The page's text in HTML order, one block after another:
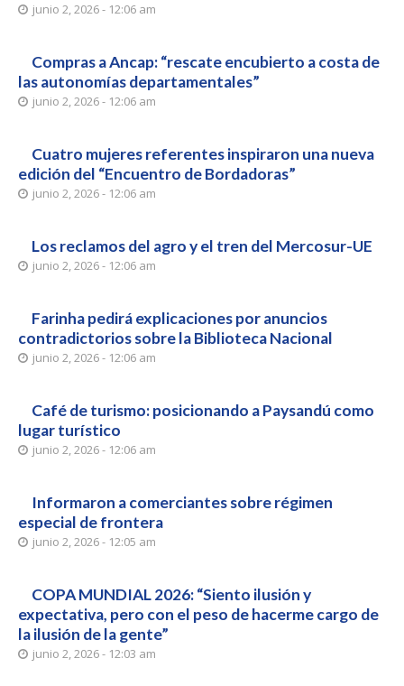
junio 2, 2026 - 12:06 am
Compras a Ancap: “rescate encubierto a costa de
las autonomías departamentales”
junio 2, 2026 - 12:06 am
Cuatro mujeres referentes inspiraron una nueva
edición del “Encuentro de Bordadoras”
junio 2, 2026 - 12:06 am
Los reclamos del agro y el tren del Mercosur-UE
junio 2, 2026 - 12:06 am
Farinha pedirá explicaciones por anuncios
contradictorios sobre la Biblioteca Nacional
junio 2, 2026 - 12:06 am
Café de turismo: posicionando a Paysandú como
lugar turístico
junio 2, 2026 - 12:06 am
Informaron a comerciantes sobre régimen
especial de frontera
junio 2, 2026 - 12:05 am
COPA MUNDIAL 2026: “Siento ilusión y
expectativa, pero con el peso de hacerme cargo de
la ilusión de la gente”
junio 2, 2026 - 12:03 am